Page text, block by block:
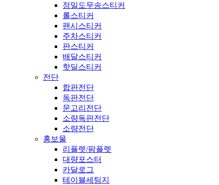
정밀도무송스티커
롤스티커
팬시스티커
주차스티커
판스티커
배달스티커
핫딜스티커
전단
합판전단
독판전단
문고리전단
소량독판전단
소량전단
홍보물
리플렛/팜플렛
대량포스터
카달로그
테이블세팅지